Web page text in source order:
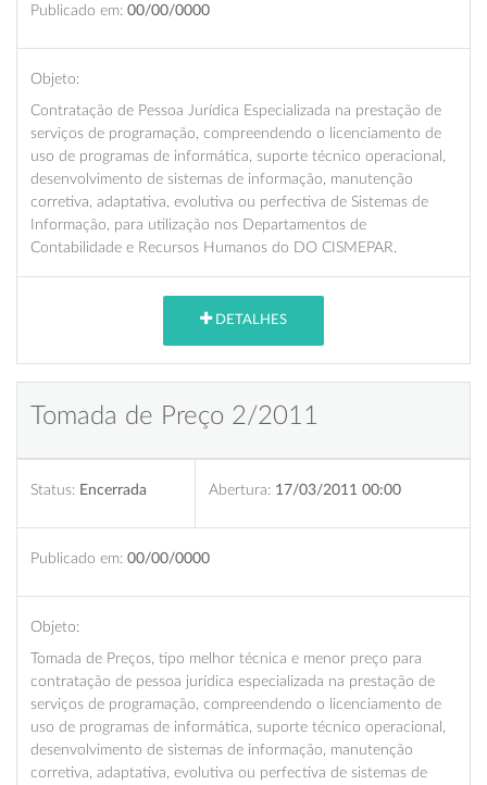
Publicado em: 00/00/0000
Objeto:
Contratação de Pessoa Jurídica Especializada na prestação de
serviços de programação, compreendendo o licenciamento de
uso de programas de informática, suporte técnico operacional,
desenvolvimento de sistemas de informação, manutenção
corretiva, adaptativa, evolutiva ou perfectiva de Sistemas de
Informação, para utilização nos Departamentos de
Contabilidade e Recursos Humanos do DO CISMEPAR.
DETALHES
Tomada de Preço 2/2011
Status: Encerrada Abertura: 17/03/2011 00:00
Publicado em: 00/00/0000
Objeto:
Tomada de Preços, tipo melhor técnica e menor preço para
contratação de pessoa jurídica especializada na prestação de
serviços de programação, compreendendo o licenciamento de
uso de programas de informática, suporte técnico operacional,
desenvolvimento de sistemas de informação, manutenção
corretiva, adaptativa, evolutiva ou perfectiva de sistemas de